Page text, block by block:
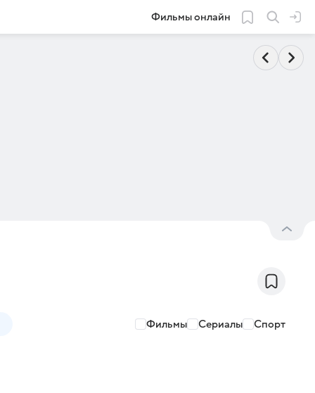
Фильмы онлайн
Фильмы Сериалы Спорт